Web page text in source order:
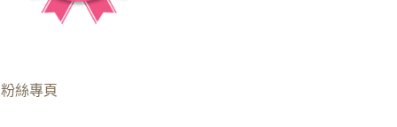
絲專頁